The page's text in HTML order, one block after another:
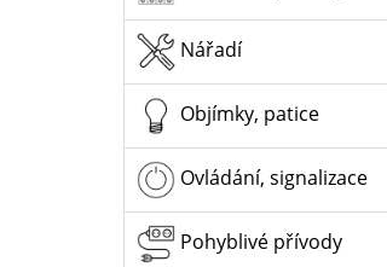
Nářadí
Objímky, patice
Ovládání, signalizace
Pohyblivé přívody